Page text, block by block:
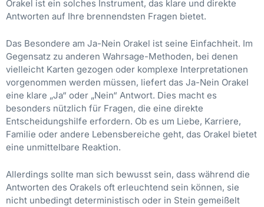
Orakel ist ein solches Instrument, das klare und direkte
Antworten auf Ihre brennendsten Fragen bietet.
Das Besondere am Ja-Nein Orakel ist seine Einfachheit. Im
Gegensatz zu anderen Wahrsage-Methoden, bei denen
vielleicht Karten gezogen oder komplexe Interpretationen
vorgenommen werden müssen, liefert das Ja-Nein Orakel
eine klare „Ja“ oder „Nein“ Antwort. Dies macht es
besonders nützlich für Fragen, die eine direkte
Entscheidungshilfe erfordern. Ob es um Liebe, Karriere,
Familie oder andere Lebensbereiche geht, das Orakel bietet
eine unmittelbare Reaktion.
Allerdings sollte man sich bewusst sein, dass während die
Antworten des Orakels oft erleuchtend sein können, sie
nicht unbedingt deterministisch oder in Stein gemeißelt